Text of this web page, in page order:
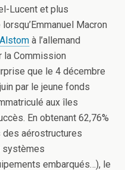
Lucent et plus
Macron
à l’allemand
la Commission
que le 4 décembre
par le jeune fonds
aux îles
En obtenant 62,76%
des aérostructures
systèmes
embarqués…), le